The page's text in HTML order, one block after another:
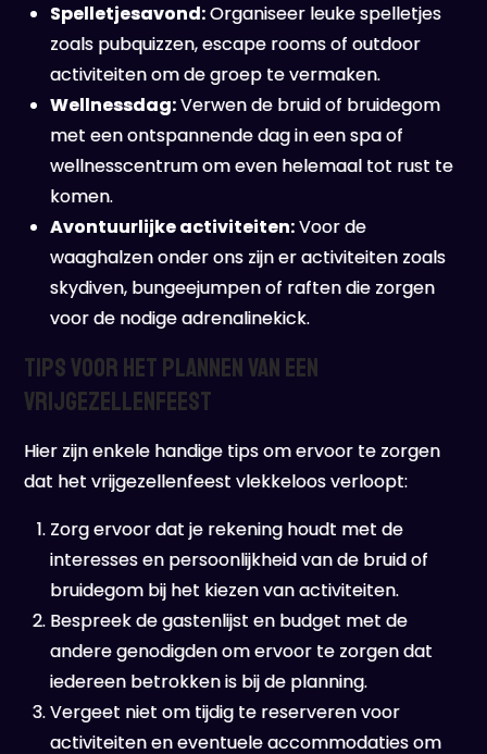
Spelletjesavond:Organiseer leuke spelletjes
zoals pubquizzen, escape rooms of outdoor
activiteiten om de groep te vermaken.
Wellnessdag:Verwen de bruid of bruidegom
met een ontspannende dag in een spa of
wellnesscentrum om even helemaal tot rust te
komen.
Avontuurlijke activiteiten:Voor de
waaghalzen onder ons zijn er activiteiten zoals
skydiven, bungeejumpen of raften die zorgen
voor de nodige adrenalinekick.
Tips voor het plannen van een
vrijgezellenfeest
Hier zijn enkele handige tips om ervoor te zorgen
dat het vrijgezellenfeest vlekkeloos verloopt:
Zorg ervoor dat je rekening houdt met de
interesses en persoonlijkheid van de bruid of
bruidegom bij het kiezen van activiteiten.
Bespreek de gastenlijst en budget met de
andere genodigden om ervoor te zorgen dat
iedereen betrokken is bij de planning.
Vergeet niet om tijdig te reserveren voor
activiteiten en eventuele accommodaties om